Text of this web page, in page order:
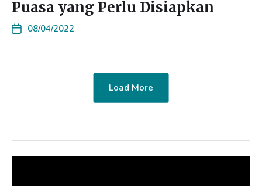
Puasa yang Perlu Disiapkan
08/04/2022
Load More